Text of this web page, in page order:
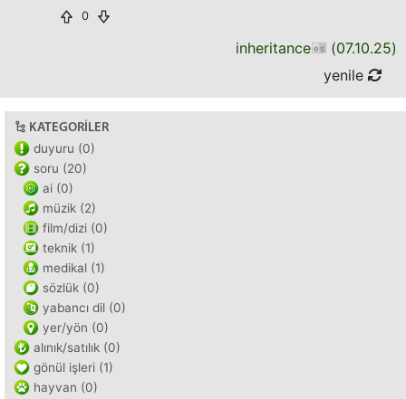
0
inheritance (07.10.25)
yenile
KATEGORILER
duyuru (0)
soru (20)
ai (0)
müzik (2)
film/dizi (0)
teknik (1)
medikal (1)
sözlük (0)
yabancı dil (0)
yer/yön (0)
alınık/satılık (0)
gönül işleri (1)
hayvan (0)